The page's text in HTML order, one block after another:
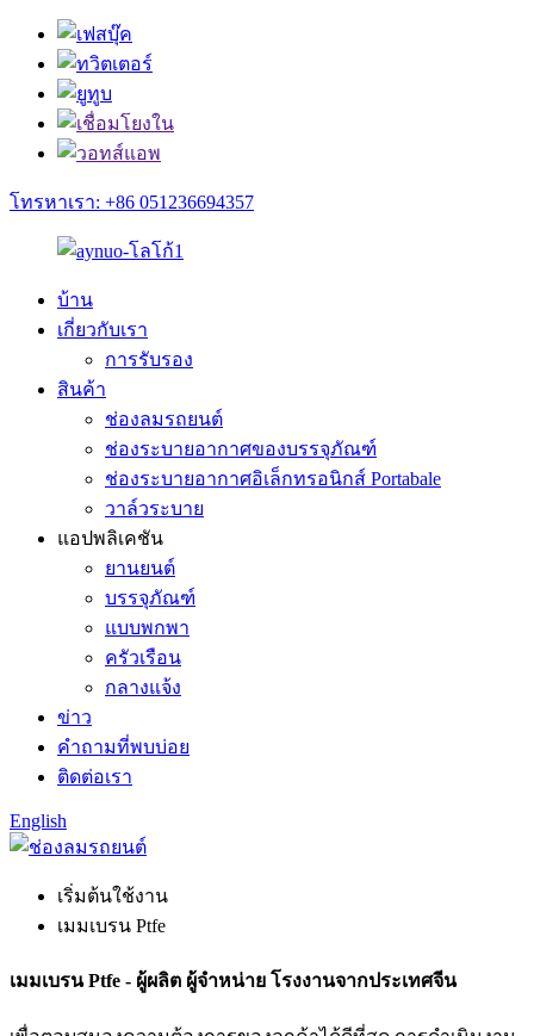
โทรหาเรา: +86 051236694357
บ้าน
เกี่ยวกับเรา
การรับรอง
สินค้า
ช่องลมรถยนต์
ช่องระบายอากาศของบรรจุภัณฑ์
ช่องระบายอากาศอิเล็กทรอนิกส์ Portabale
วาล์วระบาย
แอปพลิเคชัน
ยานยนต์
บรรจุภัณฑ์
แบบพกพา
ครัวเรือน
กลางแจ้ง
ข่าว
คำถามที่พบบ่อย
ติดต่อเรา
English
เริ่มต้นใช้งาน
เมมเบรน Ptfe
เมมเบรน Ptfe - ผู้ผลิต ผู้จำหน่าย โรงงานจากประเทศจีน